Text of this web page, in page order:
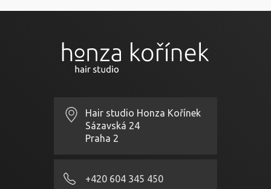
Hair studio Honza Kořínek
Sázavská 24
Praha 2
+420 604 345 450